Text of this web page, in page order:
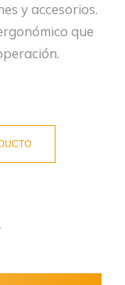
y accesorios.
que